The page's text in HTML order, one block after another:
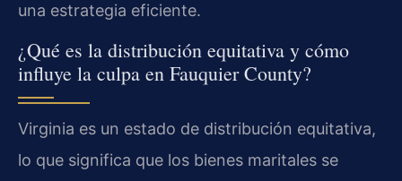
una estrategia eficiente.
¿Qué es la distribución equitativa y cómo
influye la culpa en Fauquier County?
Virginia es un estado de distribución equitativa,
lo que significa que los bienes maritales se